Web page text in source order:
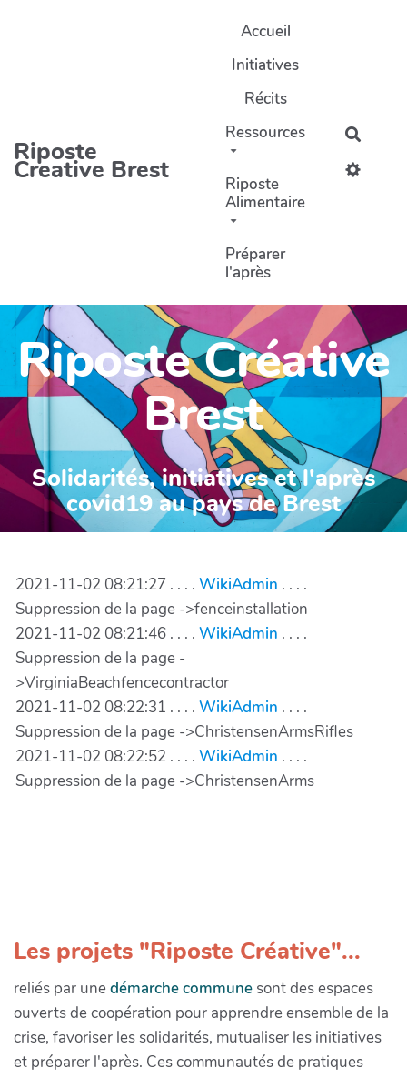
Riposte
Creative Brest
Accueil
Initiatives
Récits
Ressources
Riposte
Alimentaire
Préparer
l'après
Riposte Créative
Brest
Solidarités, initiatives et l'après
covid19 au pays de Brest
2021-11-02 08:21:27 . . . . WikiAdmin . . . .
Suppression de la page ->fenceinstallation
2021-11-02 08:21:46 . . . . WikiAdmin . . . .
Suppression de la page -
>VirginiaBeachfencecontractor
2021-11-02 08:22:31 . . . . WikiAdmin . . . .
Suppression de la page ->ChristensenArmsRifles
2021-11-02 08:22:52 . . . . WikiAdmin . . . .
Suppression de la page ->ChristensenArms